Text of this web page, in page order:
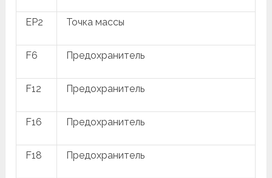
EP2 Точка массы
F6 Предохранитель
F12 Предохранитель
F16 Предохранитель
F18 Предохранитель